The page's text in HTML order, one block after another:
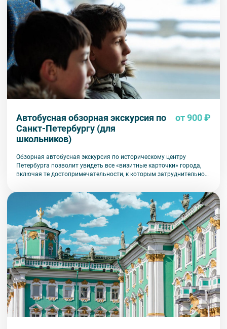
Автобусная обзорная экскурсия по
Санкт-Петербургу (для
школьников)
от 900 ₽
Обзорная автобусная экскурсия по историческому центру
Петербурга позволит увидеть все «визитные карточки» города,
включая те достопримечательности, к которым затруднительно
прогулки.